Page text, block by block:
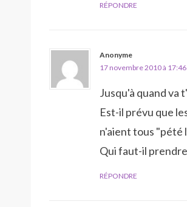
RÉPONDRE
Anonyme
17 novembre 2010 à 17:46
Jusqu'à quand va
Est-il prévu que
n'aient tous "pété
Qui faut-il
RÉPONDRE